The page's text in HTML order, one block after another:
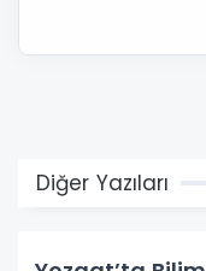
Diğer Yazıları